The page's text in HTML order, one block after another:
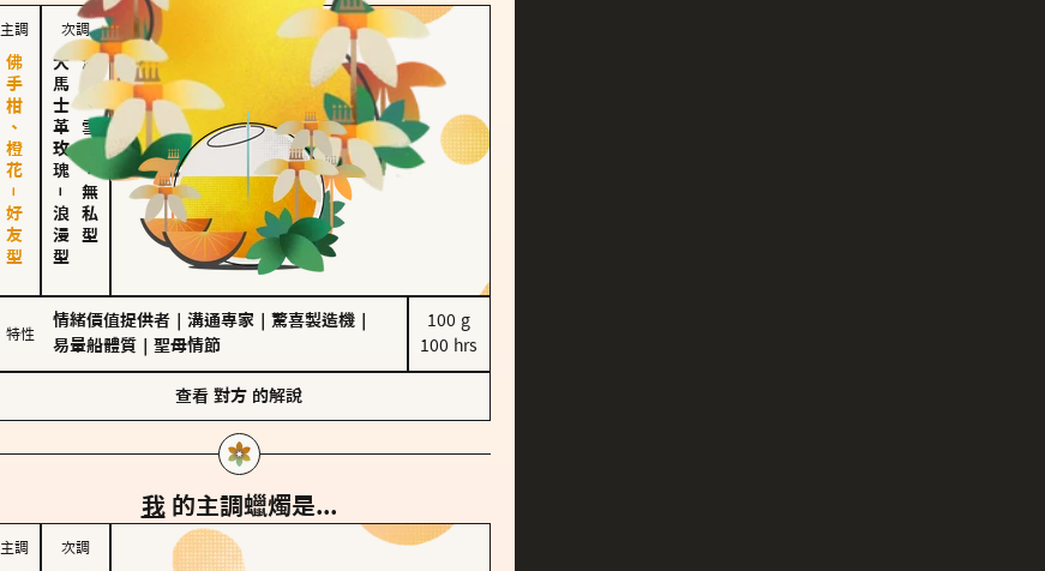
主調
佛手柑、橙花－好友型
次調
大馬士革玫瑰
－
浪漫型
海鹽、雪花
－
無私型
特性
情緒價值提供者 溝通專家 驚喜製造機
易暈船體質
聖母情節
100 g
100 hrs
查看 對方 的解說
我 的主調蠟燭是...
主調 次調